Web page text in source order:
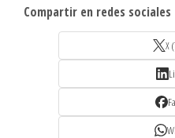
Compartir en redes sociales
X